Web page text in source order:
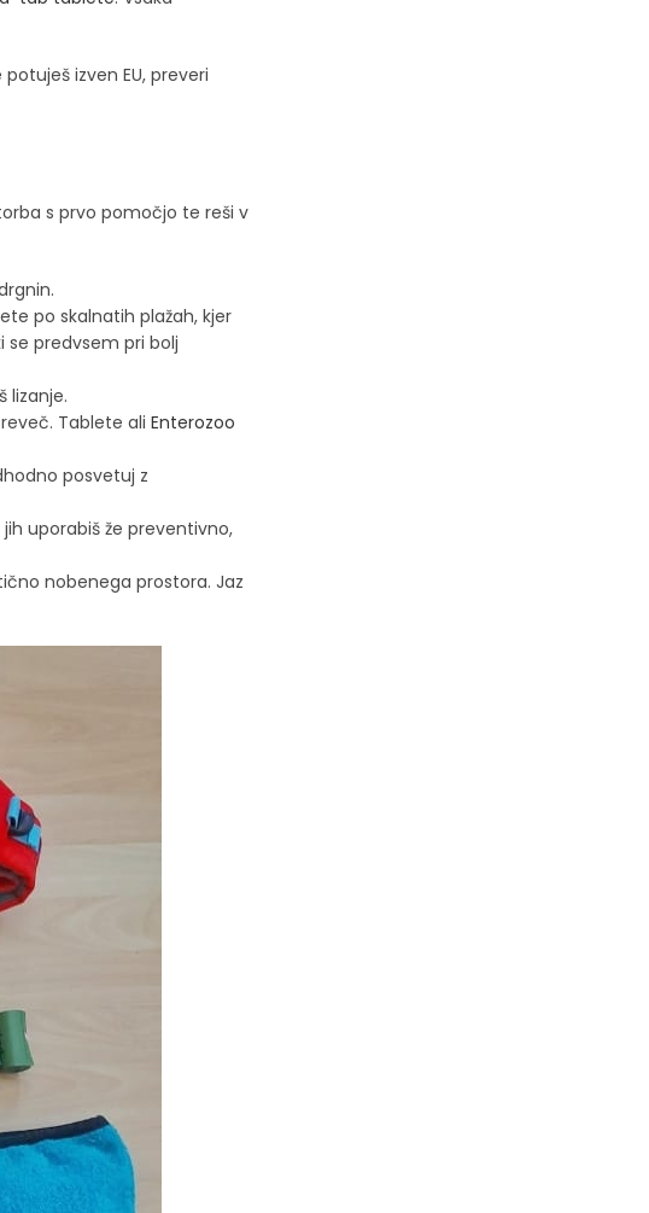
izven EU, preveri
s prvo pomočjo te reši v
po skalnatih plažah, kjer
se predvsem pri bolj
lizanje.
Tablete ali Enterozoo
posvetuj z
uporabiš že preventivno,
nobenega prostora. Jaz